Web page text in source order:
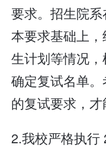
要求。招生院
本要求基础上
生计划等情况
确定复试名单
的复试要求，才
2.我校严格执行